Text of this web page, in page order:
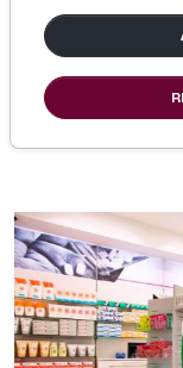
Regione
di Redazione